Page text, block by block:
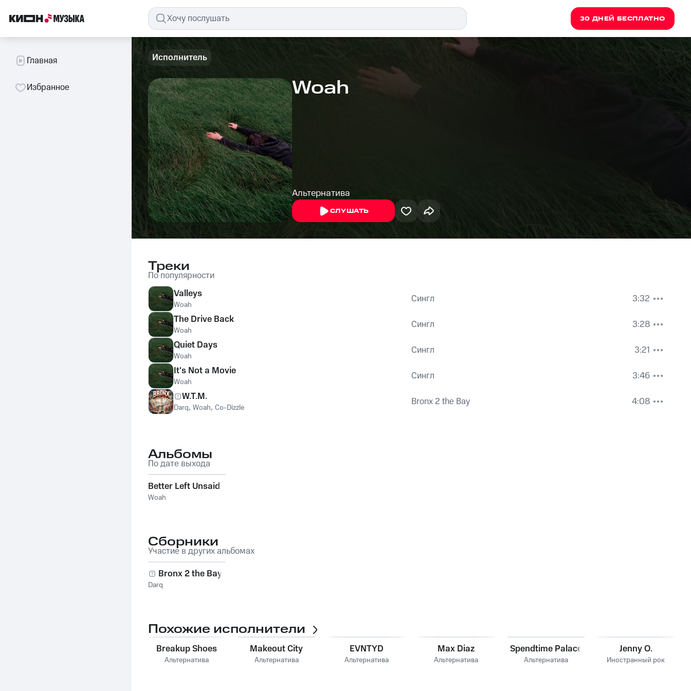
30 ДНЕЙ БЕСПЛАТНО
Главная
Избранное
Исполнитель
Woah
Альтернатива
СЛУШАТЬ
Треки
По популярности
Valleys
Woah Сингл
3:32
The Drive Back
Woah Сингл
3:28
Quiet Days
Woah Сингл
3:21
It's Not a Movie
Woah Сингл
3:46
W.T.M.
Darq, Woah, Co-Dizzle Bronx 2 the Bay 4:08
Альбомы
По дате выхода
Better Left Unsaid
Woah
Сборники
Участие в других альбомах
Bronx 2 the Bay
Darq
Похожие исполнители
Breakup Shoes
Альтернатива
Makeout City
Альтернатива
EVNTYD
Альтернатива
Max Diaz
Альтернатива
Spendtime Palace
Альтернатива
Jenny O.
Иностранный рок